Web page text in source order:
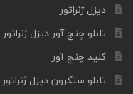
دیزل ژنراتور
تابلو چنج آور دیزل ژنراتور
کلید چنج آور
تابلو سنکرون دیزل ژنراتور